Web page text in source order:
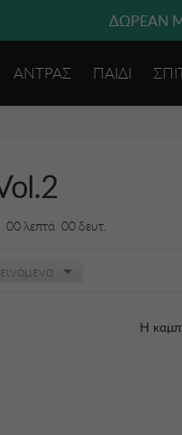
ΔΩΡΕΑΝ
ΑΝΤΡΑΣ ΠΑΙΔΙ
00λεπτά 00 δευτ.
Η